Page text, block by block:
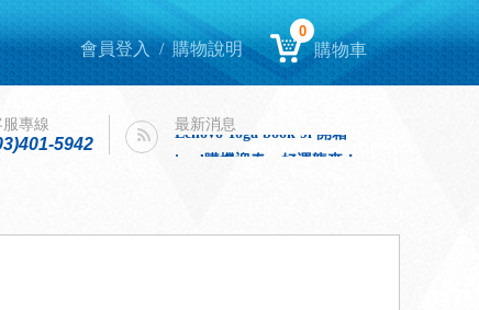
會員登入 /購物說明
0
購物車
服專線
5942
最新消息
Lenovo Yoga book 9i 開箱
Lenovo Yoga book 9i 開箱
intel購機迎春，好運龍來！